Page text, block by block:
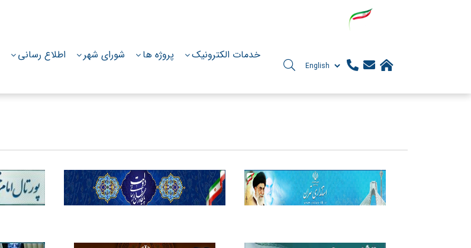
اطلاع رسانی شورای شهر پروژه ها
خدمات الکترونیک